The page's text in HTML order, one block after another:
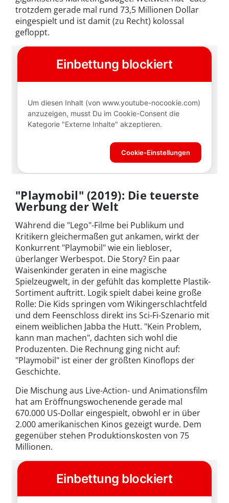
trotzdem gerade mal rund 73,5 Millionen Dollar
eingespielt und ist damit (zu Recht) kolossal
gefloppt.
"Playmobil" (2019): Die teuerste
Werbung der Welt
Während die "Lego"-Filme bei Publikum und
Kritikern gleichermaßen gut ankamen, wirkt der
Konkurrent "Playmobil" wie ein liebloser,
überlanger Werbespot. Die Story? Ein paar
Waisenkinder geraten in eine magische
Spielzeugwelt, in der gefühlt das komplette Plastik-
Sortiment auftritt. Logik spielt dabei keine große
Rolle: Die Kids springen vom Wikingerschlachtfeld
und dem Feenschloss direkt ins Sci-Fi-Szenario mit
einem weiblichen Jabba the Hutt. "Kein Problem,
kann man machen", dachten sich wohl die
Produzenten. Die Rechnung ging nicht auf:
"Playmobil" ist einer der größten Kinoflops der
Geschichte.
Die Mischung aus Live-Action- und Animationsfilm
hat am Eröffnungswochenende gerade mal
670.000 US-Dollar eingespielt, obwohl er in über
2.000 amerikanischen Kinos gezeigt wurde. Dem
gegenüber stehen Produktionskosten von 75
Millionen.